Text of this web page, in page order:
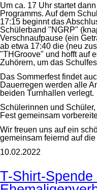
Um ca. 17 Uhr startet
Programms. Auf dem
17:15 beginnt das
Schülerband "NGRP"
Verschnaufpause (ein
ab etwa 17:40 die (neu
"THGroove" und hofft auf
Zuhörern, um das
Das Sommerfest findet
Dauerregen werden alle
beiden Turnhallen verlegt.
Schülerinnen und
Fest gemeinsam
Wir freuen uns auf ein
gemeinsam feiernd auf
10.02.2022
T-Shirt-